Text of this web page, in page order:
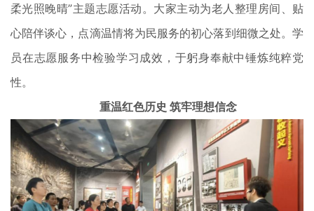
柔光照晚晴”主题志愿活动。大家主动为老人整理房间、贴
心陪伴谈心，点滴温情将为民服务的初心落到细微之处。学
员在志愿服务中检验学习成效，于躬身奉献中锤炼纯粹党
性。
重温红色历史 筑牢理想信念